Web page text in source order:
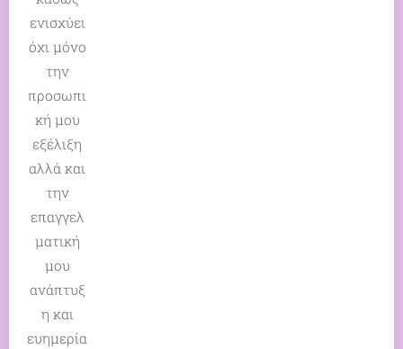
ενισχύει
όχι μόνο
την
προσωπι
κή μου
εξέλιξη
αλλά και
την
επαγγελ
ματική
μου
ανάπτυξ
η και
ευημερία